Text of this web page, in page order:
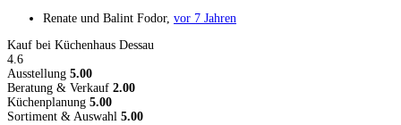
Renate und Balint Fodor, vor 7 Jahren
Kauf bei Küchenhaus Dessau
4.6
Ausstellung 5.00
Beratung & Verkauf 2.00
Küchenplanung 5.00
Sortiment & Auswahl 5.00